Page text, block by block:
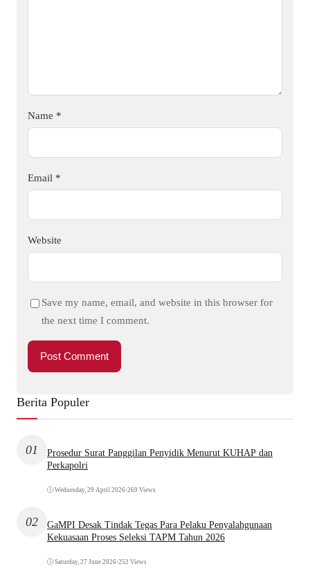
Name *
Email *
Website
Save my name, email, and website in this browser for
the next time I comment.
Berita Populer
01
Prosedur Surat Panggilan Penyidik Menurut KUHAP dan
Perkapolri
Wednesday, 29 April 2026•269 Views
02
GaMPI Desak Tindak Tegas Para Pelaku Penyalahgunaan
Kekuasaan Proses Seleksi TAPM Tahun 2026
Saturday, 27 June 2026•252 Views